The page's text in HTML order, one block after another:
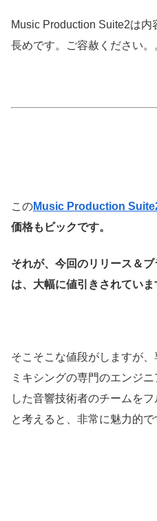
Music Production Suite2は
長めです。ご容赦ください。
このMusic Production
価格もビックです。
それが、今回のリリース＆
は、大幅に値引きされていま
そこそこな値段がしますが
ミキシングの専門のエンジ
した音響技術者のチームを
と考えると、非常に魅力的で